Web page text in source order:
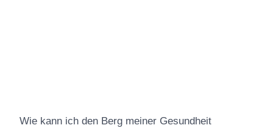
Wie kann ich den Berg meiner Gesundheit